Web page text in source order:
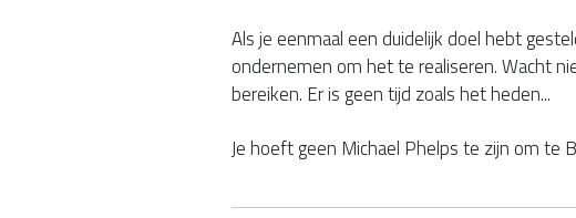
Als je eenmaal een duidelijk doel hebt
ondernemen om het te realiseren. Wacht
bereiken. Er is geen tijd zoals het heden...
Je hoeft geen Michael Phelps te zijn om te